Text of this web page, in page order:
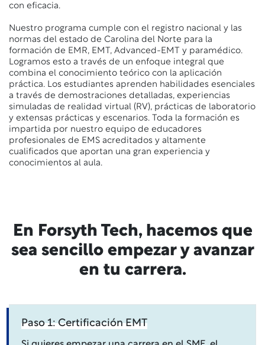
con eficacia.
Nuestro programa cumple con el registro nacional y las
normas del estado de Carolina del Norte para la
formación de EMR, EMT, Advanced-EMT y paramédico.
Logramos esto a través de un enfoque integral que
combina el conocimiento teórico con la aplicación
práctica. Los estudiantes aprenden habilidades esenciales
a través de demostraciones detalladas, experiencias
simuladas de realidad virtual (RV), prácticas de laboratorio
y extensas prácticas y escenarios. Toda la formación es
impartida por nuestro equipo de educadores
profesionales de EMS acreditados y altamente
cualificados que aportan una gran experiencia y
conocimientos al aula.
En Forsyth Tech, hacemos que
sea sencillo empezar y avanzar
en tu carrera.
Paso 1: Certificación EMT